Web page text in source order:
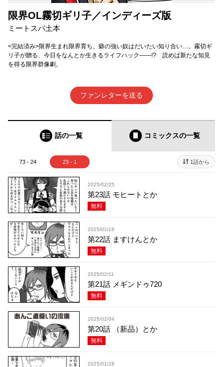
限界OL霧切ギリ子／インディーズ版
ミートスパ土本
<完結済み>限界生まれ限界育ち、癖の強い奴はだいたい知り合い…。霧切ギ
リ子が贈る、今日をなんとか生きるライフハック――!? 読めば新たな知見
を得る限界群像劇。
ファンレターを送る
話の一覧 コミックスの一覧
73 - 24 23 - 1 1話から
2025/02/25
第23話 モヒートとか
無料
2025/02/18
第22話 ますけんとか
無料
2025/02/11
第21話 メギンドゥ720
無料
2025/02/04
第20話 （新品）とか
無料
2025/01/28